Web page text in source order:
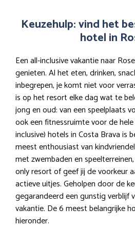
Keuzehulp: vind het
hotel in
Een all-inclusive vakantie naar
genieten. Al het eten, drinken,
inbegrepen, je komt niet voor
is op het resort elke dag wat te
jong en oud: van een speelplaats
ook een fitnessruimte voor de
inclusive) hotels in Costa Brava is
meest enthousiast van
met zwembaden en
only resort of geef jij de voorkeur
actieve uitjes. Geholpen door de
gegarandeerd een gunstig verblijf
vakantie. De 6 meest belangrijke
hieronder.